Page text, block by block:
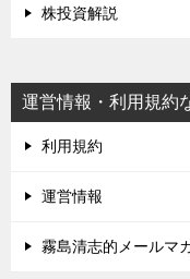
株投資解説
運営情報・利用規約
利用規約
運営情報
霧島清志的メールマ